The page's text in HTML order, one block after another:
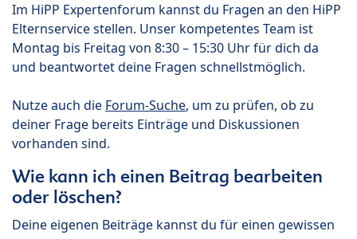
Im HiPP Expertenforum kannst du Fragen an den HiPP
Elternservice stellen. Unser kompetentes Team ist
Montag bis Freitag von 8:30 – 15:30 Uhr für dich da
und beantwortet deine Fragen schnellstmöglich.
Nutze auch die Forum-Suche, um zu prüfen, ob zu
deiner Frage bereits Einträge und Diskussionen
vorhanden sind.
Wie kann ich einen Beitrag bearbeiten
oder löschen?
Deine eigenen Beiträge kannst du für einen gewissen